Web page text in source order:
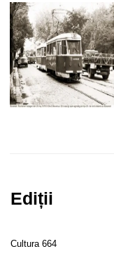
Ediții
Cultura 664